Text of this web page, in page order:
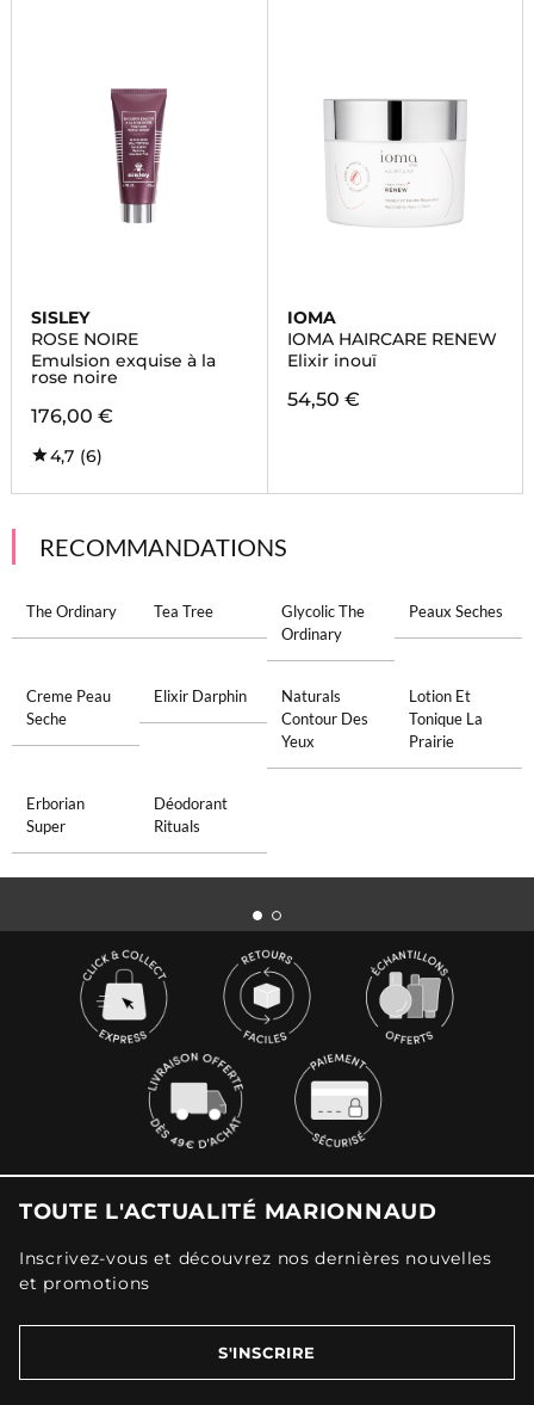
SISLEY
ROSE NOIRE
Emulsion exquise à la
rose noire
176,00 €
4,7 (6)
IOMA
IOMA HAIRCARE RENEW
Elixir inouï
54,50 €
RECOMMANDATIONS
The Ordinary Tea Tree
Glycolic The
Ordinary
Peaux Seches
Creme Peau
Seche
Elixir Darphin
Naturals
Contour Des
Yeux
Lotion Et
Tonique La
Prairie
Erborian
Super
Déodorant
Rituals
TOUTE L'ACTUALITÉ MARIONNAUD
Inscrivez-vous et découvrez nos dernières nouvelles
et promotions
S'INSCRIRE